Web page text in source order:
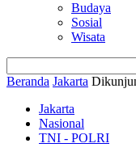
Budaya
Sosial
Wisata
Beranda Jakarta
Jakarta
Nasional
TNI - POLRI